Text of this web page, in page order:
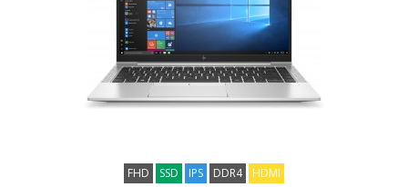
FHD SSD IPS DDR4 HDMI